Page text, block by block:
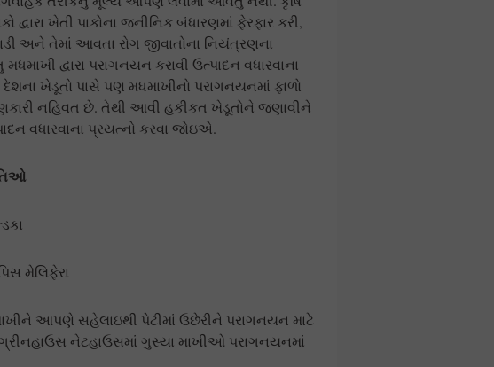
દ્વારા ખેતી પાકોના જનીનિક બંધારણમાં ફેરફાર કરી,
અને તેમાં આવતા રોગ જીવાતોના નિયંત્રણના
દ્વારા પરાગનયન કરાવી ઉત્પાદન વધારવાના
ખેડૂતો પાસે પણ મધમાખીનો પરાગનયનમાં ફાળો
નહિવત છે. તેથી આવી હકીકત ખેડૂતોને જણાવીને
વધારવાના પ્રયત્નો કરવા જોઇએ.
મેલિફેરા
આપણે સહેલાઇથી પેટીમાં ઉછેરીને પરાગનયન માટે
નેટહાઉસમાં ગુસ્યા માખીઓ પરાગનયનમાં